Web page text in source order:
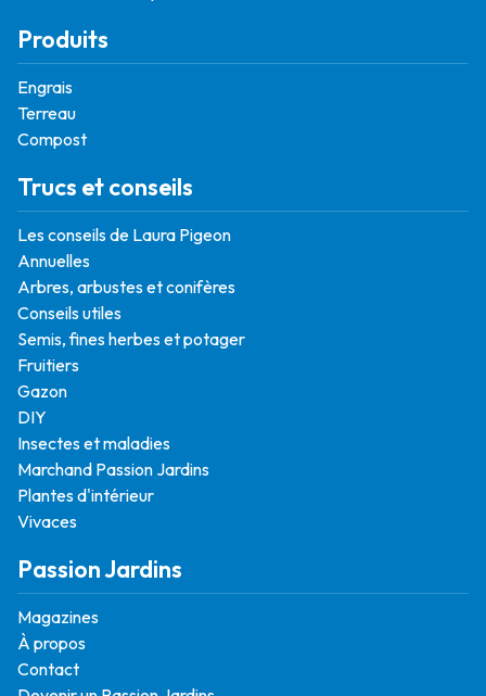
Produits
Engrais
Terreau
Compost
Trucs et conseils
Les conseils de Laura Pigeon
Annuelles
Arbres, arbustes et conifères
Conseils utiles
Semis, fines herbes et potager
Fruitiers
Gazon
DIY
Insectes et maladies
Marchand Passion Jardins
Plantes d'intérieur
Vivaces
Passion Jardins
Magazines
À propos
Contact